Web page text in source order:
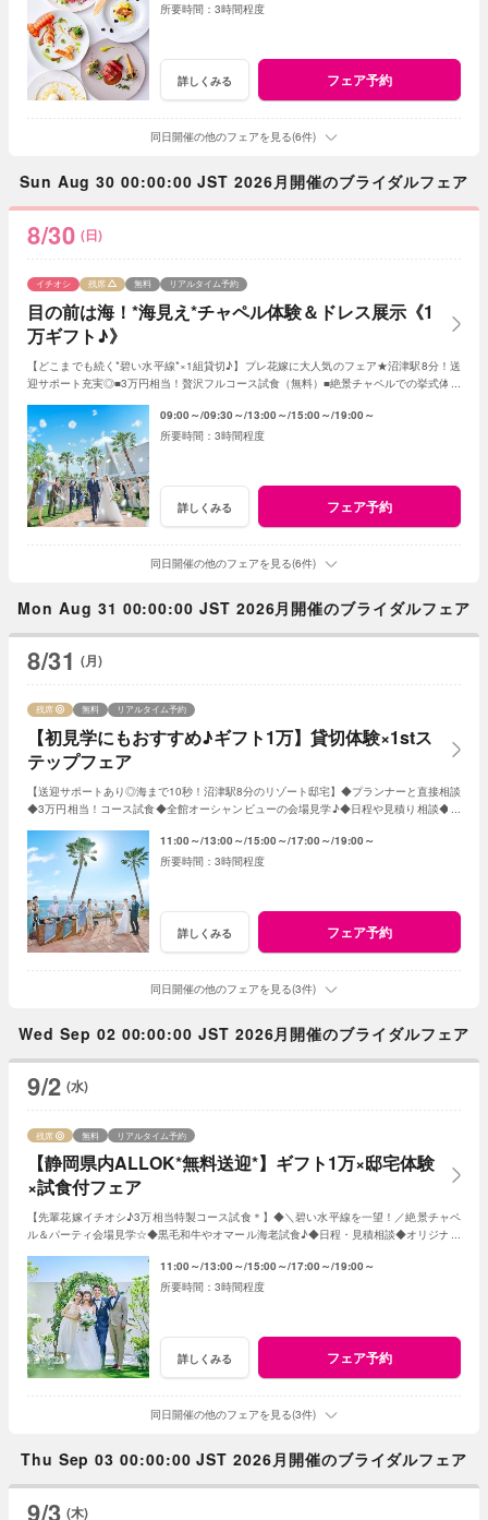
3時間程度
詳しくみる フェア予約
同日開催の他のフェアを見る(6件)
Sun Aug 30 00:00:00 JST 2026月開催のブライダルフェア
8/30 (日)
目の前は海！*海見え*チャペル体験＆ドレス展示《1
万ギフト♪》
イチオシ 残席 無料 リアルタイム予約
【どこまでも続く*碧い水平線*×1組貸切♪】プレ花嫁に大人気のフェア★沼津駅8分！送
迎サポート充実◎■3万円相当！贅沢フルコース試食（無料）■絶景チャペルでの挙式体験
09:00～ 09:30～ 13:00～ 15:00～ 19:00～
3時間程度
詳しくみる フェア予約
同日開催の他のフェアを見る(6件)
Mon Aug 31 00:00:00 JST 2026月開催のブライダルフェア
8/31 (月)
【初見学にもおすすめ♪ギフト1万】貸切体験×1stス
テップフェア
残席 無料 リアルタイム予約
【送迎サポートあり◎海まで10秒！沼津駅8分のリゾート邸宅】◆プランナーと直接相談
◆3万円相当！コース試食◆全館オーシャンビューの会場見学♪◆日程や見積り相談◆オ
11:00～ 13:00～ 15:00～ 17:00～ 19:00～
3時間程度
詳しくみる フェア予約
同日開催の他のフェアを見る(3件)
Wed Sep 02 00:00:00 JST 2026月開催のブライダルフェア
9/2 (水)
【静岡県内ALLOK*無料送迎*】ギフト1万×邸宅体験
×試食付フェア
残席 無料 リアルタイム予約
【先輩花嫁イチオシ♪3万相当特製コース試食＊】◆＼碧い水平線を一望！／絶景チャペ
ル＆パーティ会場見学☆◆黒毛和牛やオマール海老試食♪◆日程・見積相談◆オリジナル
11:00～ 13:00～ 15:00～ 17:00～ 19:00～
3時間程度
詳しくみる フェア予約
同日開催の他のフェアを見る(3件)
Thu Sep 03 00:00:00 JST 2026月開催のブライダルフェア
9/3 (木)